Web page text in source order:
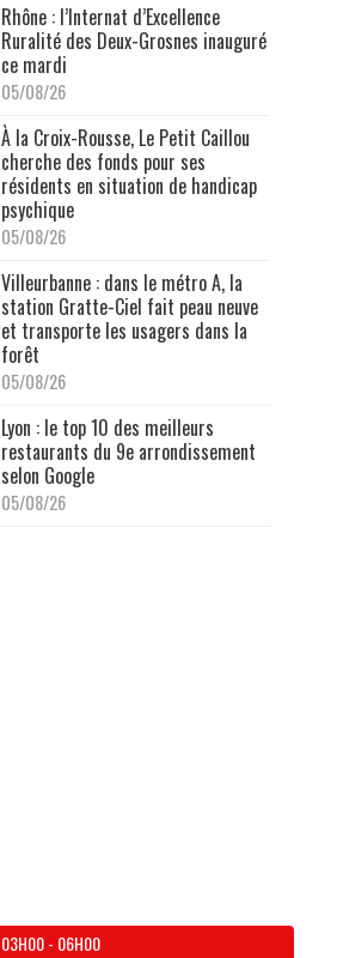
Rhône : l’Internat d’Excellence
Ruralité des Deux-Grosnes inauguré
ce mardi
05/08/26
À la Croix-Rousse, Le Petit Caillou
cherche des fonds pour ses
résidents en situation de handicap
psychique
05/08/26
Villeurbanne : dans le métro A, la
station Gratte-Ciel fait peau neuve
et transporte les usagers dans la
forêt
05/08/26
Lyon : le top 10 des meilleurs
restaurants du 9e arrondissement
selon Google
05/08/26
03H00- 06H00